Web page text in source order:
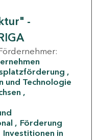
-
und Technologie
Förderung
Investitionen in